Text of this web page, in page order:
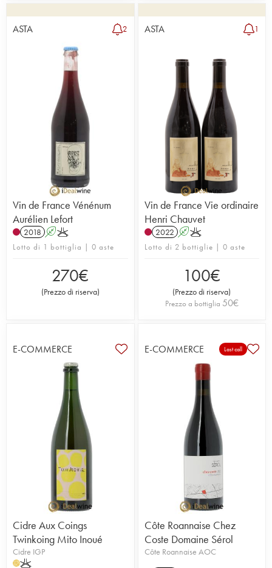
ASTA 2
Vin de France Vénénum
Aurélien Lefort
2018 AK
Lotto di 1 bottiglia | 0 aste
270€
(Prezzo di riserva)
ASTA 1
Vin de France Vie ordinaire
Henri Chauvet
2022 AK
Lotto di 2 bottiglie | 0 aste
100€
(Prezzo di riserva)
Prezzo a bottiglia 50€
E-COMMERCE
Cidre Aux Coings
Twinkoing Mito Inoué
Cidre IGP
HK
E-COMMERCE Last call
Côte Roannaise Chez
Coste Domaine Sérol
Côte Roannaise AOC